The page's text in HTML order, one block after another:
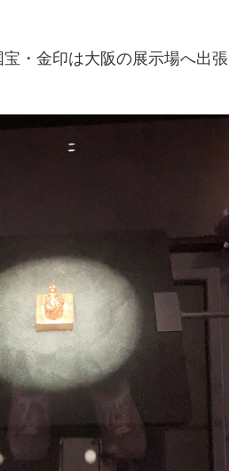
・金印は大阪の展示場へ出